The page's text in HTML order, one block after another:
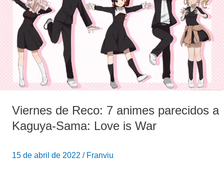
Viernes de Reco: 7 animes parecidos a
Kaguya-Sama: Love is War
15 de abril de 2022 / Franviu
7
animes
parecidos
a
Kaguya-
Sama:
Love
War